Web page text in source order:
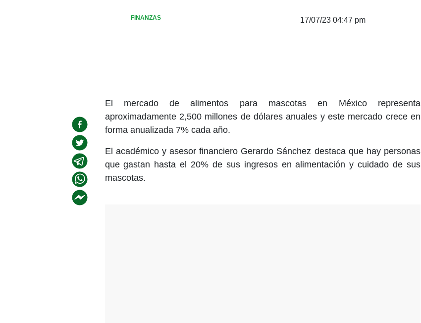
FINANZAS 17/07/23 04:47 pm
El mercado de alimentos para mascotas en México representa
aproximadamente 2,500 millones de dólares anuales y este mercado crece en
forma anualizada 7% cada año.
El académico y asesor financiero Gerardo Sánchez destaca que hay personas
que gastan hasta el 20% de sus ingresos en alimentación y cuidado de sus
mascotas.